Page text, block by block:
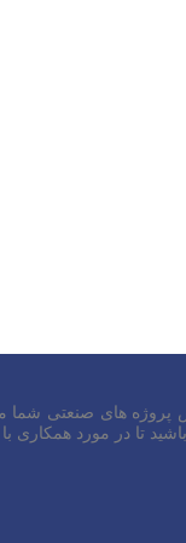
پروژه های صنعتی
تا در مورد همکاری